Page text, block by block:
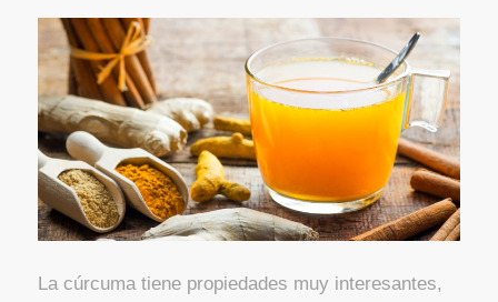
La cúrcuma tiene propiedades muy interesantes,